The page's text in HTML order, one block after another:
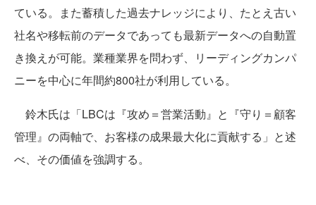
ている。また蓄積した過去ナレッジにより、たとえ古い
社名や移転前のデータであっても最新データへの自動置
き換えが可能。業種業界を問わず、リーディングカンパ
ニーを中心に年間約800社が利用している。
鈴木氏は「LBCは『攻め＝営業活動』と『守り＝顧客
管理』の両軸で、お客様の成果最大化に貢献する」と述
べ、その価値を強調する。